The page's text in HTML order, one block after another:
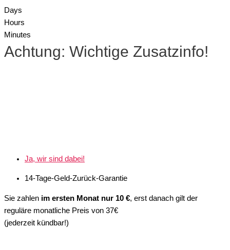
Days
Hours
Minutes
Achtung: Wichtige Zusatzinfo!
Ja, wir sind dabei!
14-Tage-Geld-Zurück-Garantie
Sie zahlen im ersten Monat nur 10 €, erst danach gilt der
reguläre monatliche Preis von 37€
(jederzeit kündbar!)